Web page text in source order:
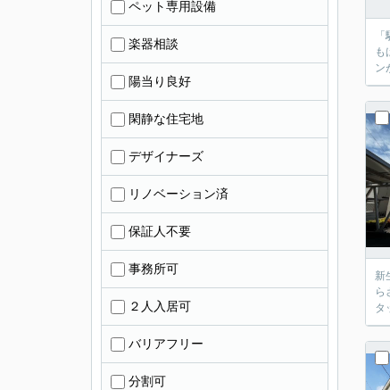
も
ン
新
ら
タ
ペット専用設備
楽器相談
陽当り良好
閑静な住宅地
デザイナーズ
リノベーション済
保証人不要
事務所可
２人入居可
バリアフリー
分割可